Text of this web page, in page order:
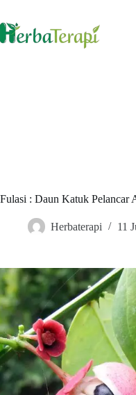
content
Fulasi : Daun Katuk Pelancar
Herbaterapi 11